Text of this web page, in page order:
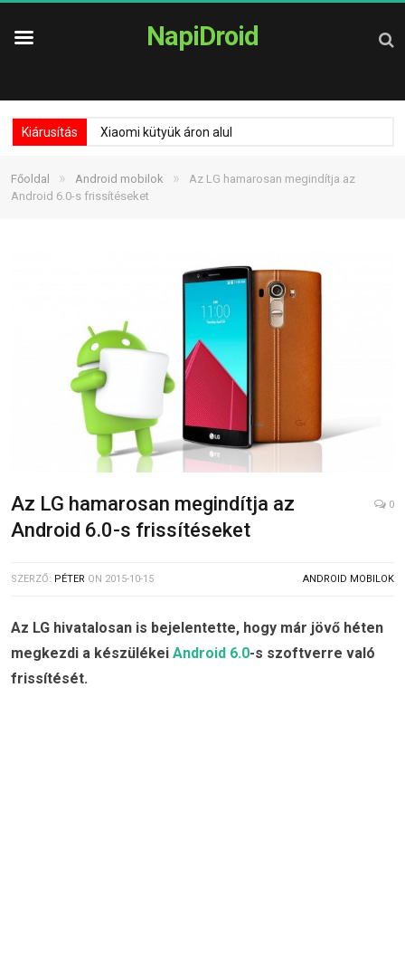
NapiDroid
Kiárusítás Xiaomi kütyük áron alul
Főoldal » Android mobilok »
Az LG hamarosan megindítja az
Android 6.0-s frissítéseket
Az LG hamarosan megindítja az
Android 6.0-s frissítéseket
0
SZERZŐ: PÉTER ON 2015-10-15 ANDROID MOBILOK
Az LG hivatalosan is bejelentette, hogy már jövő héten
megkezdi a készülékei Android 6.0-s szoftverre való
frissítését.